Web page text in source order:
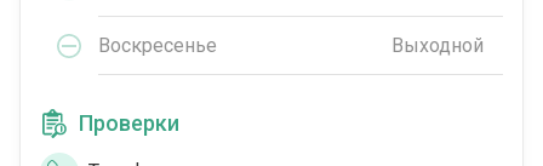
Воскресенье Выходной
Проверки